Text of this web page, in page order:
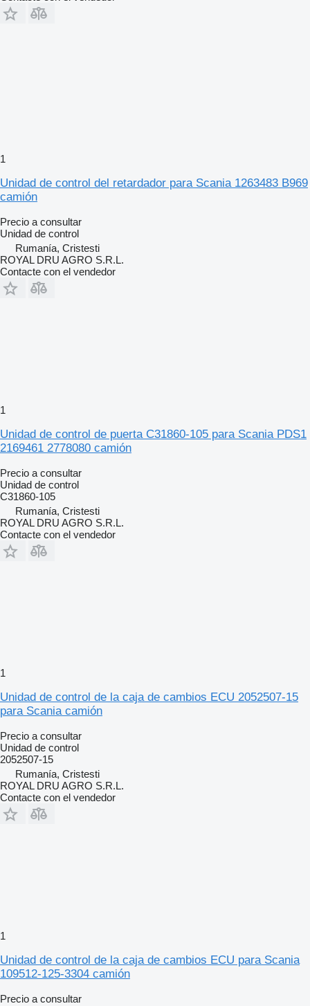
1
Unidad de control del retardador para Scania 1263483 B969
camión
Precio a consultar
Unidad de control
Rumanía, Cristesti
ROYAL DRU AGRO S.R.L.
Contacte con el vendedor
1
Unidad de control de puerta C31860-105 para Scania PDS1
2169461 2778080 camión
Precio a consultar
Unidad de control
C31860-105
Rumanía, Cristesti
ROYAL DRU AGRO S.R.L.
Contacte con el vendedor
1
Unidad de control de la caja de cambios ECU 2052507-15
para Scania camión
Precio a consultar
Unidad de control
2052507-15
Rumanía, Cristesti
ROYAL DRU AGRO S.R.L.
Contacte con el vendedor
1
Unidad de control de la caja de cambios ECU para Scania
109512-125-3304 camión
Precio a consultar